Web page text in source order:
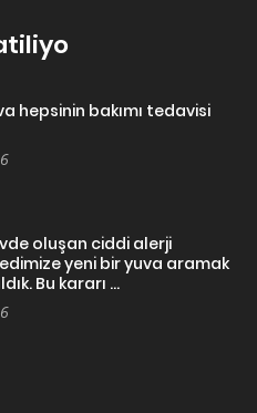
hepsinin bakımı tedavisi
oluşan ciddi alerji
yeni bir yuva aramak
Bu kararı ...